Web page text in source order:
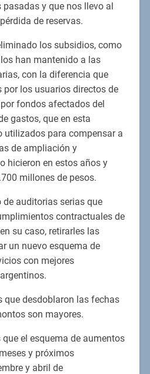
pasadas y que nos llevo al
de reservas.
los subsidios, como
han mantenido a las
con la diferencia que
los usuarios directos de
fondos afectados del
gastos, que en esta
utilizados para compensar a
de ampliación y
hicieron en estos años y
millones de pesos.
auditorias serias que
contractuales de
su caso, retirarles las
un nuevo esquema de
con mejores
que desdoblaron las fechas
son mayores.
el esquema de aumentos
y próximos
y abril de